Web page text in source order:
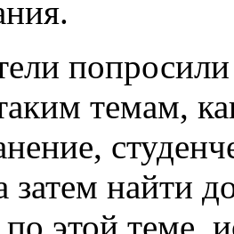
темам,
затем найти
этой теме,